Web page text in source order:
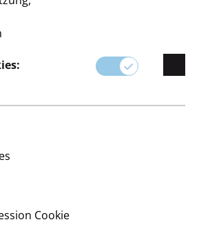
drehbar, 1.500 W, je
Cookie